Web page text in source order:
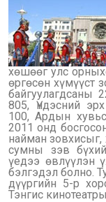
хөшөөг улс
өргөсөн хүмүүст
байгуулагдсаны
805, Үндэсний
100, Ардын
2011 онд
найман зовхисыг,
сумны зэв
үедээ өвлүүлэн
бэлгэдэл болно.
дүүргийн 5-р
Тэнгис